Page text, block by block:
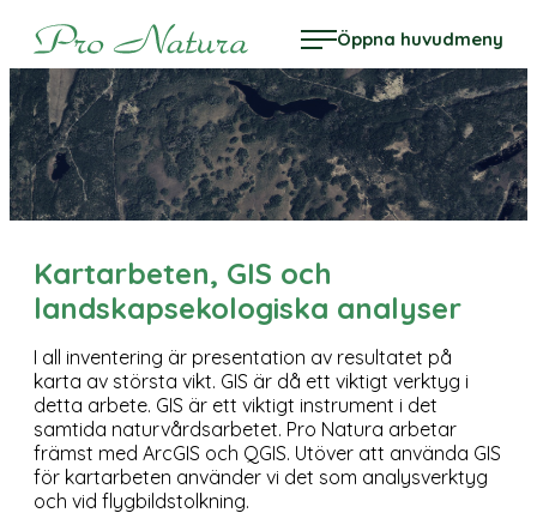
Hoppa
innehåll
Pro Natura Öppna huvudmeny
Kartarbeten, GIS och
landskapsekologiska analyser
I all inventering är presentation av resultatet på
karta av största vikt. GIS är då ett viktigt verktyg i
detta arbete. GIS är ett viktigt instrument i det
samtida naturvårdsarbetet. Pro Natura arbetar
främst med ArcGIS och QGIS. Utöver att använda GIS
för kartarbeten använder vi det som analysverktyg
och vid flygbildstolkning.